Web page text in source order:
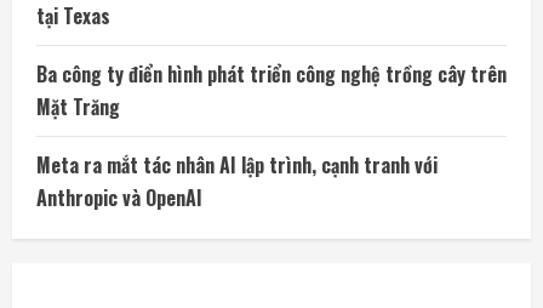
tại Texas
Ba công ty điển hình phát triển công nghệ trồng cây trên
Mặt Trăng
Meta ra mắt tác nhân AI lập trình, cạnh tranh với
Anthropic và OpenAI